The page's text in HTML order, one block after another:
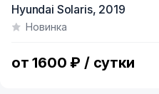
of
Hyundai Solaris, 2019
Новинка
от 1600 ₽ / сутки